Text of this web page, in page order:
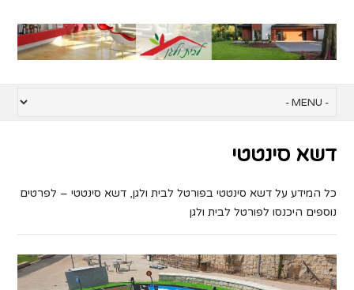
דשא סינטטי
כל המידע על דשא סינטטי בפורטל לבית ולגן, דשא סינטטי – לפרטים
נוספים היכנסו לפורטל לבית ולגן